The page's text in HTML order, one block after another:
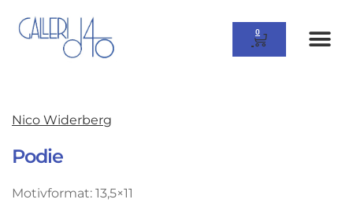
0
Nico Widerberg
Podie
Motivformat: 13,5×11